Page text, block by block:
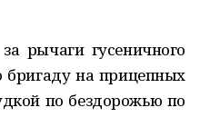
рычаги гусеничного
бригаду на прицепных
по бездорожью по